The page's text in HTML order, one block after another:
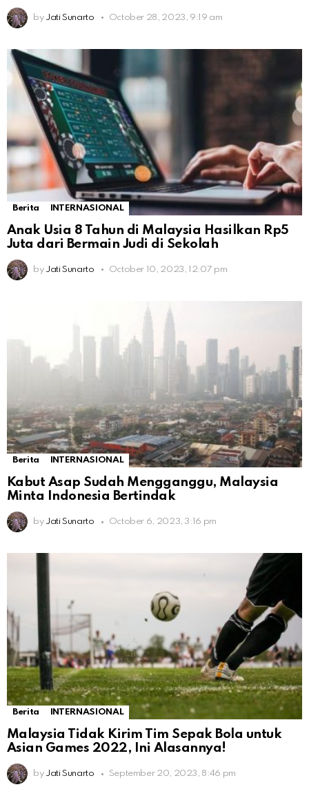
by Jati Sunarto October 28, 2023, 9:19 am
Berita INTERNASIONAL
Anak Usia 8 Tahun di Malaysia Hasilkan Rp5
Juta dari Bermain Judi di Sekolah
by Jati Sunarto October 10, 2023, 12:07 pm
Berita INTERNASIONAL
Kabut Asap Sudah Mengganggu, Malaysia
Minta Indonesia Bertindak
by Jati Sunarto October 6, 2023, 3:16 pm
Berita INTERNASIONAL
Malaysia Tidak Kirim Tim Sepak Bola untuk
Asian Games 2022, Ini Alasannya!
by Jati Sunarto September 20, 2023, 8:46 pm